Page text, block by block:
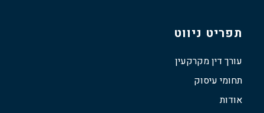
תפריט ניווט
עורך דין מקרקעין
תחומי עיסוק
אודות